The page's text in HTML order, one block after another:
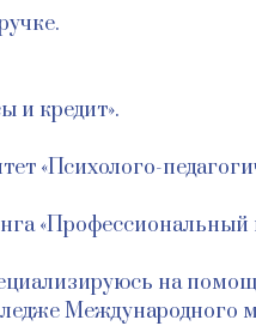
и кредит».
«Психолого-
«Профессиональный
на
Международного